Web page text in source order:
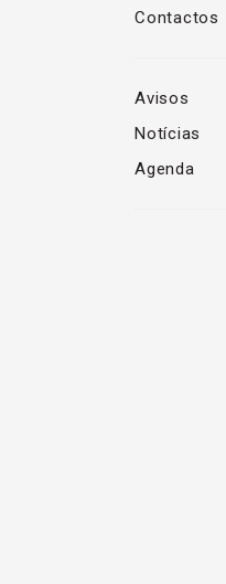
Contactos
Avisos
Notícias
Agenda